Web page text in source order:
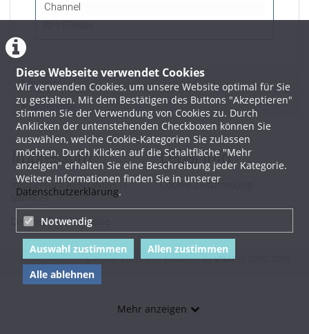
Diese Webseite verwendet Cookies
Wir verwenden Cookies, um unsere Website optimal für Sie
zu gestalten. Mit dem Bestätigen des Buttons "Akzeptieren"
stimmen Sie der Verwendung von Cookies zu. Durch
Anklicken der untenstehenden Checkboxen können Sie
auswählen, welche Cookie-Kategorien Sie zulassen
möchten. Durch Klicken auf die Schaltfläche "Mehr
anzeigen" erhalten Sie eine Beschreibung jeder Kategorie.
Weitere Informationen finden Sie in unserer
Datenschutzerklärung.
Notwendig
Auswahl zustimmen
Allen zustimmen
Alle ablehnen
Mehr anzeigen
Channel
Eigene
Abonnierte
Impressum
Impressum REMONDIS IT
Services
Datenschutzhinweise
Legal Info
Cookie-Zustimmung
Videoplattform & Player Lösungen powered byVIMP